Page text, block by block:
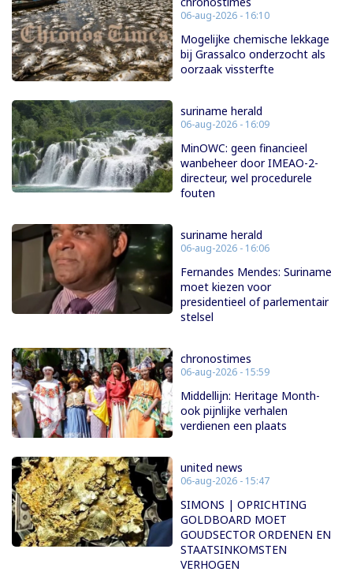
06-aug-2026 - 16:10
Mogelijke chemische lekkage
bij Grassalco onderzocht als
oorzaak vissterfte
suriname herald
06-aug-2026 - 16:09
MinOWC: geen financieel
wanbeheer door IMEAO-2-
directeur, wel procedurele
fouten
suriname herald
06-aug-2026 - 16:06
Fernandes Mendes: Suriname
moet kiezen voor
presidentieel of parlementair
stelsel
chronostimes
06-aug-2026 - 15:59
Middellijn: Heritage Month-
ook pijnlijke verhalen
verdienen een plaats
united news
06-aug-2026 - 15:47
SIMONS | OPRICHTING
GOLDBOARD MOET
GOUDSECTOR ORDENEN EN
STAATSINKOMSTEN
VERHOGEN